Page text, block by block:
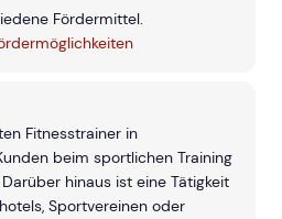
Fördermittel.
Fitnesstrainer in
beim sportlichen Training
hinaus ist eine Tätigkeit
Sportvereinen oder